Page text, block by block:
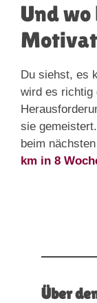
Und
Du siehst, es
wird es richtig
sie
beim
km in 8
Über